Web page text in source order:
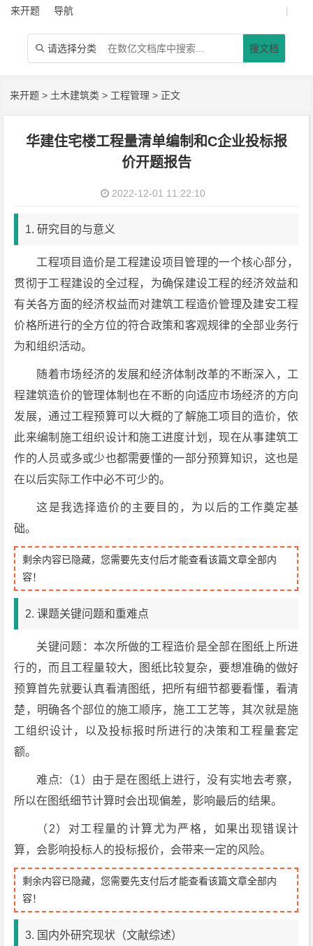
来开题 导航 |
 请选择分类 搜文档
来开题 > 土木建筑类 > 工程管理 > 正文
华建住宅楼工程量清单编制和C企业投标报
价开题报告
2022-12-01 11:22:10
1. 研究目的与意义
工程项目造价是工程建设项目管理的一个核心部分，
贯彻于工程建设的全过程，为确保建设工程的经济效益和
有关各方面的经济权益而对建筑工程造价管理及建安工程
价格所进行的全方位的符合政策和客观规律的全部业务行
为和组织活动。
随着市场经济的发展和经济体制改革的不断深入，工
程建筑造价的管理体制也在不断的向适应市场经济的方向
发展，通过工程预算可以大概的了解施工项目的造价，依
此来编制施工组织设计和施工进度计划，现在从事建筑工
作的人员或多或少也都需要懂的一部分预算知识，这也是
在以后实际工作中必不可少的。
这是我选择造价的主要目的，为以后的工作奠定基
础。
剩余内容已隐藏，您需要先支付后才能查看该篇文章全部内
容！
2. 课题关键问题和重难点
关键问题：本次所做的工程造价是全部在图纸上所进
行的，而且工程量较大，图纸比较复杂，要想准确的做好
预算首先就要认真看清图纸，把所有细节都要看懂，看清
楚，明确各个部位的施工顺序，施工工艺等，其次就是施
工组织设计，以及投标报时所进行的决策和工程量套定
额。
难点:（1）由于是在图纸上进行，没有实地去考察，
所以在图纸细节计算时会出现偏差，影响最后的结果。
（2）对工程量的计算尤为严格，如果出现错误计
算，会影响投标人的投标报价，会带来一定的风险。
剩余内容已隐藏，您需要先支付后才能查看该篇文章全部内
容！
3. 国内外研究现状（文献综述）